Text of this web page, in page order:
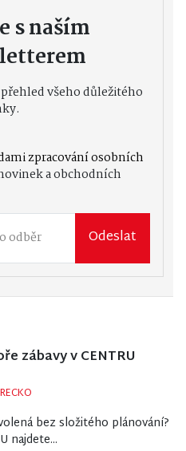
s naším
všeho důležitého
zpracování osobních
a obchodních
Odeslat
zábavy v CENTRU
bez složitého plánování?
najdete...